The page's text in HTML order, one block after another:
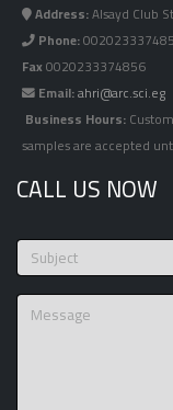
Address:Alsayd Club
Phone:
Fax0020233374856
Email:ahri@arc.sci.eg
Business Hours:
samples are accepted
CALL US NOW